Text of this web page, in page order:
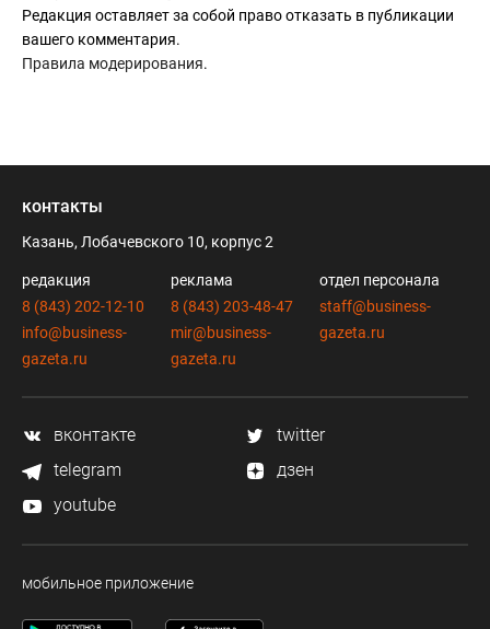
Редакция оставляет за собой право отказать в публикации
вашего комментария.
Правила модерирования.
контакты
Казань, Лобачевского 10, корпус 2
редакция
8 (843) 202-12-10
info@business-
gazeta.ru
реклама
8 (843) 203-48-47
mir@business-
gazeta.ru
отдел персонала
staff@business-
gazeta.ru
вконтакте
twitter
telegram
дзен
youtube
мобильное приложение